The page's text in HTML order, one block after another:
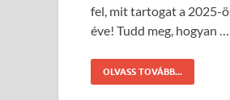
fel, mit tartogat a 2025-
éve! Tudd meg, hogyan …
OLVASS TOVÁBB...